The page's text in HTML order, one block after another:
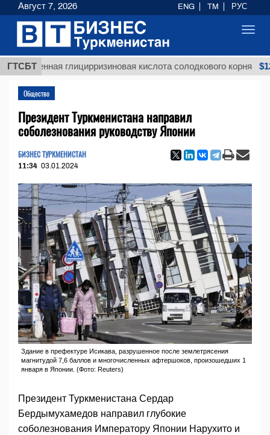
ГТСБТглицирризиновая кислота солодкового корня
Общество
Президент Туркменистана направил
соболезнования руководству Японии
БИЗНЕС ТУРКМЕНИСТАН
11:34 03.01.2024
Здание в префектуре Исикава, разрушенное после землетрясения
магнитудой 7,6 баллов и многочисленных афтершоков, произошедших 1
января в Японии. (Фото: Reuters)
Президент Туркменистана Сердар
Бердымухамедов направил глубокие
соболезнования Императору Японии Нарухито и
Август 7, 2026 ENG TM РУС